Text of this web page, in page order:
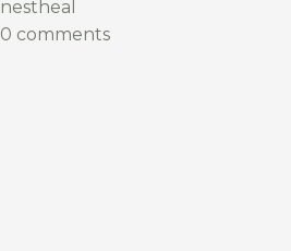
nestheal
0 comments